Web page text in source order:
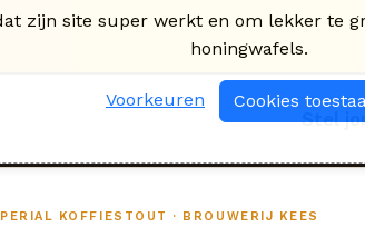
Stel
KOFFIESTOUT · BROUWERIJ KEES
zijn site super werkt en om lekker te
honingwafels.
Voorkeuren Cookies